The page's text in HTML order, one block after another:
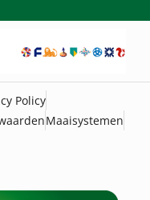
Policy
Maaisystemen